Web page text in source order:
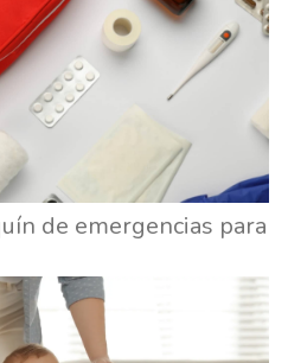
de emergencias para